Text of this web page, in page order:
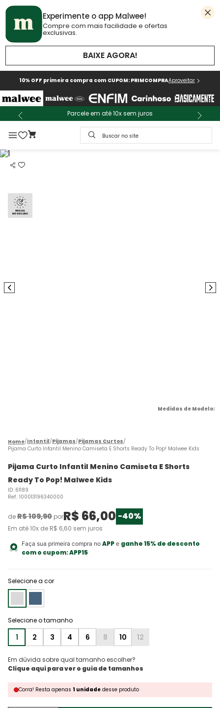
Experimente o app Malwee!
Compre com mais facilidade e ofertas
exclusivas.
BAIXE AGORA!
10% OFF primeira compra com CUPOM: PRIMCOMPRAAproveitar
Parcele em até 10x sem juros
Buscar no site
Infantil Pijamas Pijamas Curtos
Pijama Curto Infantil Menino Camiseta E Shorts Ready To Pop! Malwee Kids
Pijama Curto Infantil Menino Camiseta E Shorts
Ready To Pop! Malwee Kids
ID: 61189
Ref.: 100013196340000
deR$109,90 porR$ 66,00 -40%
Em até10x de R$ 6,60 sem juros
Faça sua primeira compra no APPe ganhe 15% de desconto
com o cupom:APP15
Selecione a cor
1 2 3 4 6 8 10 12
Em dúvida sobre qual tamanho escolher?
Corra! Resta apenas 1 unidade desse produto